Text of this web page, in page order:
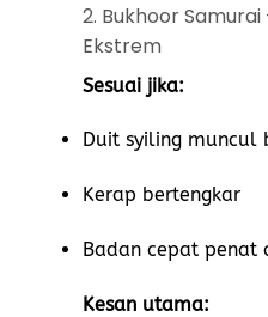
2. Bukhoor
Ekstrem
Sesuai jika:
Duit syiling muncul
Kerap bertengkar
Badan cepat penat
Kesan utama: